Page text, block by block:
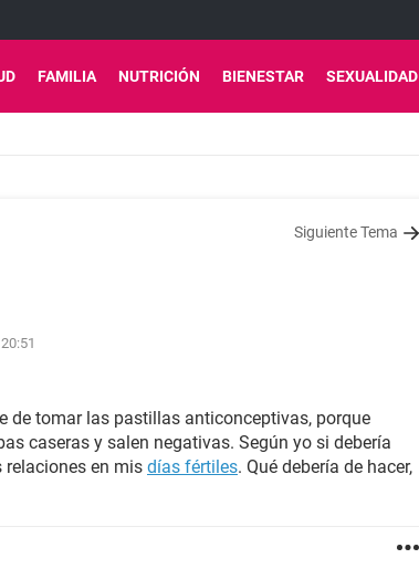
FAMILIA NUTRICIÓN BIENESTAR SEXUALIDAD
Siguiente Tema
de tomar las pastillas anticonceptivas, porque
caseras y salen negativas. Según yo si debería
relaciones en mis días fértiles. Qué debería de hacer,